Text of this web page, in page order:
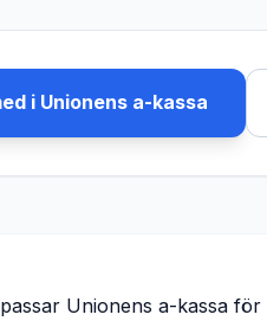
i Unionens a-kassa
Unionens a-kassa för